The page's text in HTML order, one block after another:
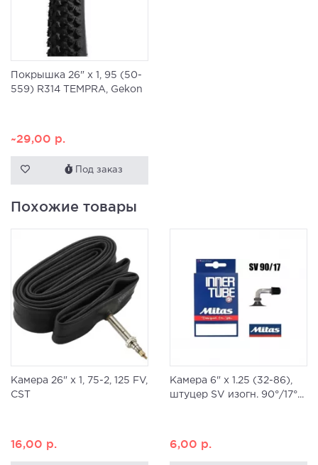
Покрышка 26" x 1, 95 (50-
559) R314 TEMPRA, Gekon
~29,00 р.
Под заказ
Похожие товары
Камера 26" x 1, 75-2, 125 FV,
CST
16,00 р.
Камера 6" x 1.25 (32-86),
штуцер SV изогн. 90°/17°...
6,00 р.